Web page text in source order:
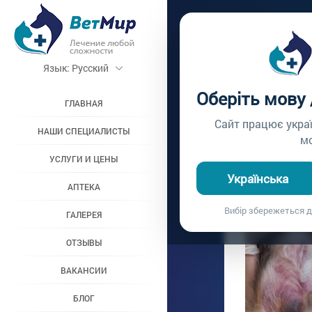
Оберіть
Сайт працює
Українська
Вибір збережеться
Язык: Русский
ГЛАВНАЯ
НАШИ СПЕЦИАЛИСТЫ
УСЛУГИ И ЦЕНЫ
АПТЕКА
ГАЛЕРЕЯ
ОТЗЫВЫ
ВАКАНСИИ
БЛОГ
Проведена